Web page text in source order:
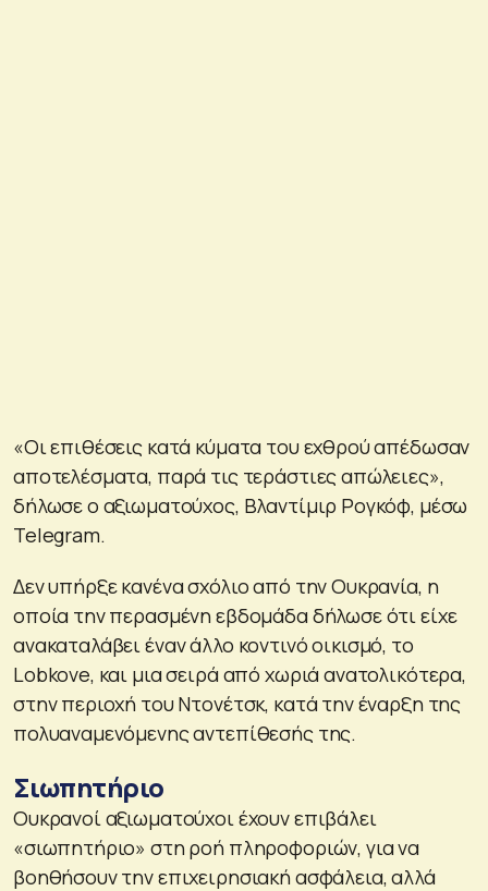
«Οι επιθέσεις κατά κύματα του εχθρού απέδωσαν
αποτελέσματα, παρά τις τεράστιες απώλειες»,
δήλωσε ο αξιωματούχος, Βλαντίμιρ Ρογκόφ, μέσω
Telegram.
Δεν υπήρξε κανένα σχόλιο από την Ουκρανία, η
οποία την περασμένη εβδομάδα δήλωσε ότι είχε
ανακαταλάβει έναν άλλο κοντινό οικισμό, το
Lobkove, και μια σειρά από χωριά ανατολικότερα,
στην περιοχή του Ντονέτσκ, κατά την έναρξη της
πολυαναμενόμενης αντεπίθεσής της.
Σιωπητήριο
Ουκρανοί αξιωματούχοι έχουν επιβάλει
«σιωπητήριο» στη ροή πληροφοριών, για να
βοηθήσουν την επιχειρησιακή ασφάλεια, αλλά